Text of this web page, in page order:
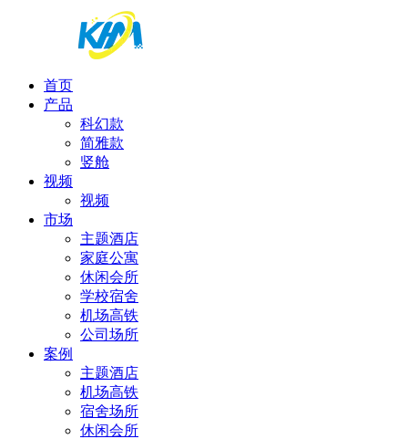
首页
产品
科幻款
简雅款
竖舱
视频
视频
市场
主题酒店
家庭公寓
休闲会所
学校宿舍
机场高铁
公司场所
案例
主题酒店
机场高铁
宿舍场所
休闲会所